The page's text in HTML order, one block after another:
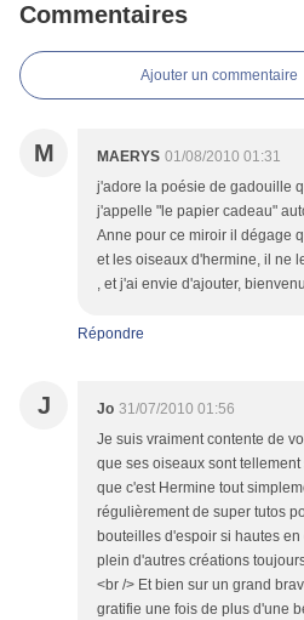
Commentaires
Ajouter un commentaire
M MAERYS 01/08/2010 01:31
j'adore la poésie de gadouille
j'appelle "le papier cadeau"
Anne pour ce miroir il dégage
et les oiseaux d'hermine, il ne
, et j'ai envie d'ajouter,
Répondre
J Jo 31/07/2010 01:56
Je suis vraiment contente de
que ses oiseaux sont
que c'est Hermine tout
régulièrement de super tutos
bouteilles d'espoir si hautes
plein d'autres créations
<br /> Et bien sur un grand
gratifie une fois de plus d'une